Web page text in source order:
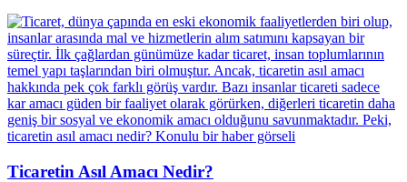
Ticaretin Asıl Amacı Nedir?